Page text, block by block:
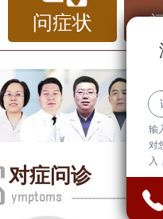
蛋的颜色，因此
的，但很多人对
青少年脸上长雀
解析。
一、什么是雀斑？
雀斑是一种常见
问症状
对症问诊
输
对
入